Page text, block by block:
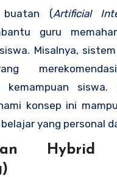
buatan (Artificial
guru
Misalnya,
kemampuan
konsep ini
yang personal
Hybrid